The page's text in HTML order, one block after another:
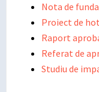
Nota de
Proiect de
Raport
Referat de
Studiu de